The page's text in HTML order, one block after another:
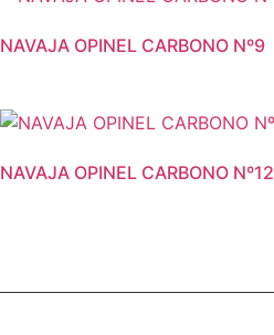
NAVAJA OPINEL CARBONO Nº9
NAVAJA OPINEL CARBONO Nº12